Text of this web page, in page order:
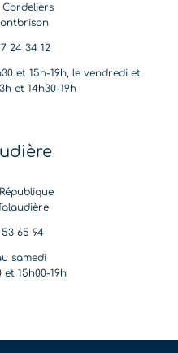
24 34 12
et 15h-19h, le vendredi et
et 14h30-19h
53 65 94
samedi
et 15h00-19h